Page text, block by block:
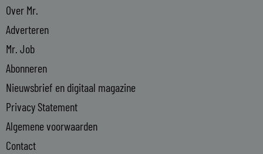
Over Mr.
Adverteren
Mr. Job
Abonneren
Nieuwsbrief en digitaal magazine
Privacy Statement
Algemene voorwaarden
Contact